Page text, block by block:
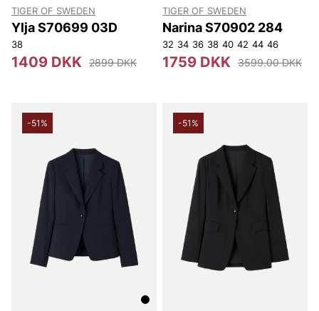
TIGER OF SWEDEN
Ylja S70699 03D
38
1409 DKK 2899 DKK
TIGER OF SWEDEN
Narina S70902 284
32 34 36 38 40 42 44 46
1759 DKK 3599.00 DKK
-51% -51%